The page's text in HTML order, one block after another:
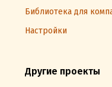
Библиотека для
Настройки
Другие проекты